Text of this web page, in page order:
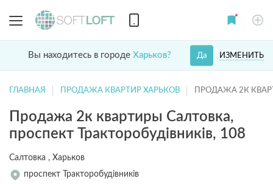
Вы находитесь в городе Харьков? ИЗМЕНИТЬ
Да
ГЛАВНАЯ ПРОДАЖА КВАРТИР ХАРЬКОВ ПРОДАЖА 2К
Продажа 2к квартиры Салтовка,
проспект Тракторобудівників, 108
Салтовка , Харьков
проспект Тракторобудівників